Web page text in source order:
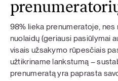
98% lieka prenumeratoje,
nuolaidų (geriausi pasiūlymai
visais užsakymo rūpesčiais
užtikriname lankstumą –
prenumeratą yra paprasta